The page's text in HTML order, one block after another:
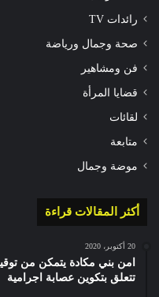
رائدات TV
صحة وجمال ورياضة
فن ومشاهير
قضايا المرأة
لقائات
متابعة
موضة وجمال
أكثر المقالات قراءة
20 أكتوبر، 2020
امن بني مكادة يتمكن من
تتعلق بتكوين عصابة اجرامية